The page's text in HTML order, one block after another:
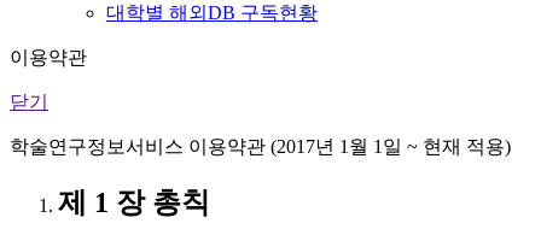
대학별 해외DB 구독현황
이용약관
닫기
학술연구정보서비스 이용약관 (2017년 1월 1일 ~ 현재 적용)
제 1 장 총칙